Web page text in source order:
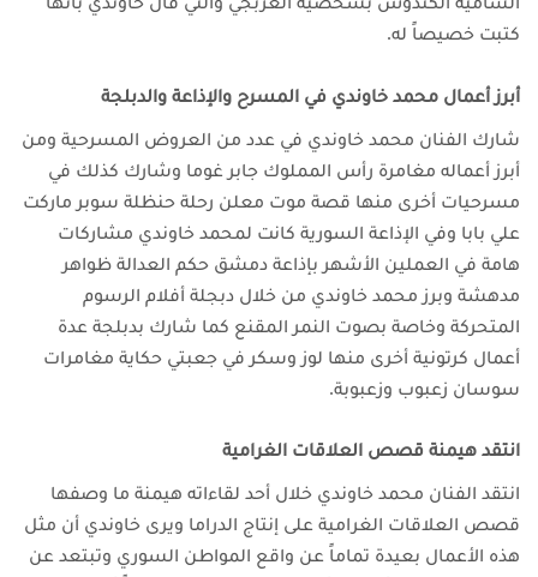
كتبت خصيصاً له.
أبرز أعمال محمد خاوندي في المسرح والإذاعة والدبلجة
شارك الفنان محمد خاوندي في عدد من العروض المسرحية ومن
أبرز أعماله مغامرة رأس المملوك جابر غوما وشارك كذلك في
مسرحيات أخرى منها قصة موت معلن رحلة حنظلة سوبر ماركت
علي بابا وفي الإذاعة السورية كانت لمحمد خاوندي مشاركات
هامة في العملين الأشهر بإذاعة دمشق حكم العدالة ظواهر
مدهشة وبرز محمد خاوندي من خلال دبجلة أفلام الرسوم
المتحركة وخاصة بصوت النمر المقنع كما شارك بدبلجة عدة
أعمال كرتونية أخرى منها لوز وسكر في جعبتي حكاية مغامرات
سوسان زعبوب وزعبوبة.
انتقد هيمنة قصص العلاقات الغرامية
انتقد الفنان محمد خاوندي خلال أحد لقاءاته هيمنة ما وصفها
قصص العلاقات الغرامية على إنتاج الدراما ويرى خاوندي أن مثل
هذه الأعمال بعيدة تماماً عن واقع المواطن السوري وتبتعد عن